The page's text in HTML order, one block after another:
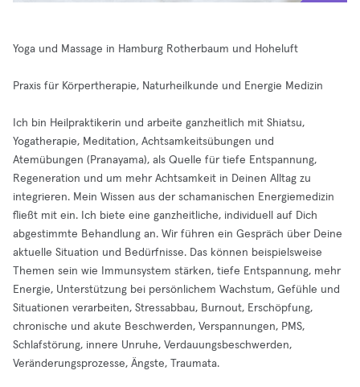
Yoga und Massage in Hamburg Rotherbaum und Hoheluft
Praxis für Körpertherapie, Naturheilkunde und Energie Medizin
Ich bin Heilpraktikerin und arbeite ganzheitlich mit Shiatsu,
Yogatherapie, Meditation, Achtsamkeitsübungen und
Atemübungen (Pranayama), als Quelle für tiefe Entspannung,
Regeneration und um mehr Achtsamkeit in Deinen Alltag zu
integrieren. Mein Wissen aus der schamanischen Energiemedizin
fließt mit ein. Ich biete eine ganzheitliche, individuell auf Dich
abgestimmte Behandlung an. Wir führen ein Gespräch über Deine
aktuelle Situation und Bedürfnisse. Das können beispielsweise
Themen sein wie Immunsystem stärken, tiefe Entspannung, mehr
Energie, Unterstützung bei persönlichem Wachstum, Gefühle und
Situationen verarbeiten, Stressabbau, Burnout, Erschöpfung,
chronische und akute Beschwerden, Verspannungen, PMS,
Schlafstörung, innere Unruhe, Verdauungsbeschwerden,
Veränderungsprozesse, Ängste, Traumata.